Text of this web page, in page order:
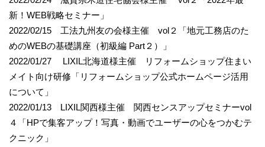
新！WEB戦略セミナー」
2022/02/15 工法九州友の会様主催 vol２「地元工務店のた
めのWEBの基礎講座（初級編 Part２）」
2022/01/27 LIXIL北海道様主催 リフォームショップ住まい
メイト向け研修「リフォームショップ公式ホームページ活用
について」
2022/01/13 LIXIL関西様主催 関西センスアップセミナーvol
４「HPで集客アップ！写真・動画でユーザーの心をつかむテ
クニック」